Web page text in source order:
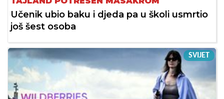
Učenik ubio baku i djeda pa u školi usmrtio
još šest osoba
SVIJET